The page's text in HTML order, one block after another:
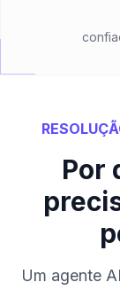
Por
Um agente